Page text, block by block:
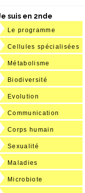
suis en 2nde
Le programme
Cellules spécialisées
Métabolisme
Biodiversité
Evolution
Communication
Corps humain
Sexualité
Maladies
Microbiote